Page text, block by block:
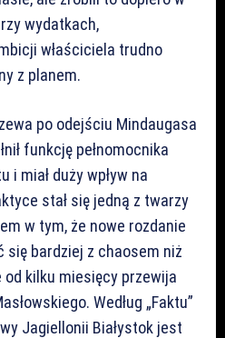
wydatkach,
właściciela trudno
z planem.
po odejściu Mindaugasa
funkcję pełnomocnika
i miał duży wpływ na
stał się jedną z twarzy
w tym, że nowe rozdanie
się bardziej z chaosem niż
kilku miesięcy przewija
Według „Faktu”
Jagiellonii Białystok jest